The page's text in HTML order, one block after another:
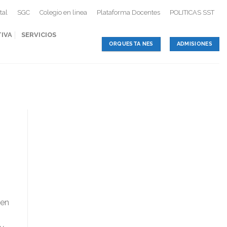
SGC Colegio en linea Plataforma Docentes POLITICAS SST
SERVICIOS
ORQUESTA NES ADMISIONES